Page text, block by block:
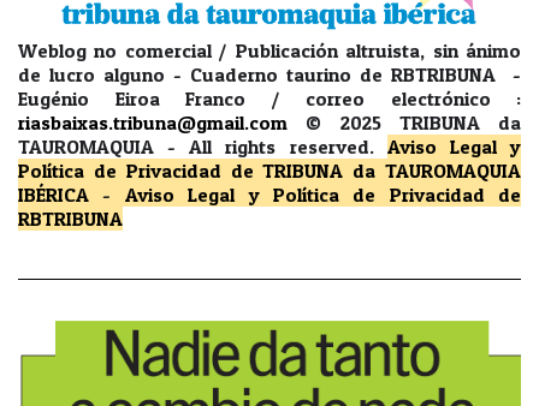
Weblog no comercial / Publicación altruista, sin ánimo
de lucro alguno - Cuaderno taurino de RBTRIBUNA -
Eugénio Eiroa Franco / correo electrónico :
riasbaixas.tribuna@gmail.com
© 2025 TRIBUNA da
TAUROMAQUIA -All rights reserved. Aviso Legal y
Política de Privacidad de TRIBUNA da TAUROMAQUIA
IBÉRICA - Aviso Legal y Política de Privacidad
de
RBTRIBUNA